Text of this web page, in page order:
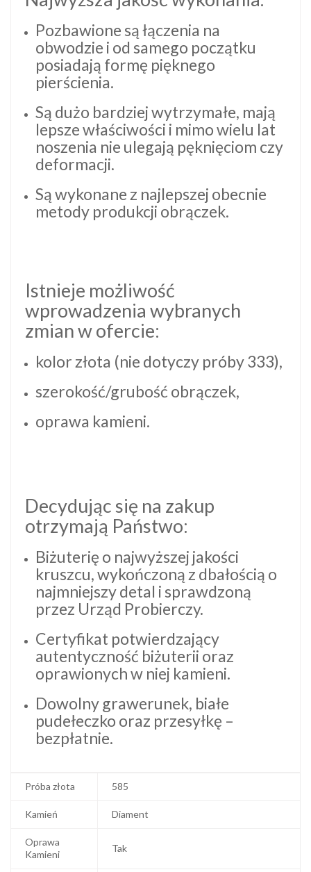
Pozbawione są łączenia na
obwodzie i od samego początku
posiadają formę pięknego
pierścienia.
Są dużo bardziej wytrzymałe, mają
lepsze właściwości i mimo wielu lat
noszenia nie ulegają pęknięciom czy
deformacji.
Są wykonane z najlepszej obecnie
metody produkcji obrączek.
Istnieje możliwość
wprowadzenia wybranych
zmian w ofercie:
kolor złota (nie dotyczy próby 333),
szerokość/grubość obrączek,
oprawa kamieni.
Decydując się na zakup
otrzymają Państwo:
Biżuterię o najwyższej jakości
kruszcu, wykończoną z dbałością o
najmniejszy detal i sprawdzoną
przez Urząd Probierczy.
Certyfikat potwierdzający
autentyczność biżuterii oraz
oprawionych w niej kamieni.
Dowolny grawerunek, białe
pudełeczko oraz przesyłkę –
bezpłatnie.
Próba złota 585
Kamień Diament
Oprawa
Kamieni
Tak